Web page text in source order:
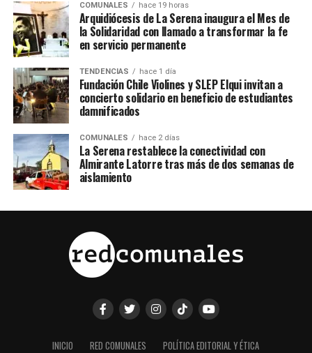
COMUNALES hace 19 horas
Arquidiócesis de La Serena inaugura el Mes de
la Solidaridad con llamado a transformar la fe
en servicio permanente
TENDENCIAS hace 1 día
Fundación Chile Violines y SLEP Elqui invitan a
concierto solidario en beneficio de estudiantes
damnificados
COMUNALES hace 2 días
La Serena restablece la conectividad con
Almirante Latorre tras más de dos semanas de
aislamiento
INICIO RED COMUNALES
POLÍTICA EDITORIAL Y ÉTICA